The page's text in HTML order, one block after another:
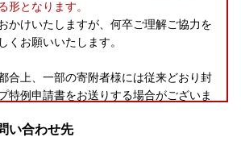
形となります。
かけいたしますが、何卒ご理解ご協力を
くお願いいたします。
合上、一部の寄附者様には従来どおり封
特例申請書をお送りする場合がございま
い合わせ先